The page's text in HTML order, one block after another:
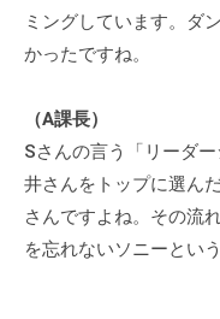
ミングしています。ダ
かったですね。
（A課長）
Sさんの言う「リーダ
井さんをトップに選ん
さんですよね。その流
を忘れないソニーとい